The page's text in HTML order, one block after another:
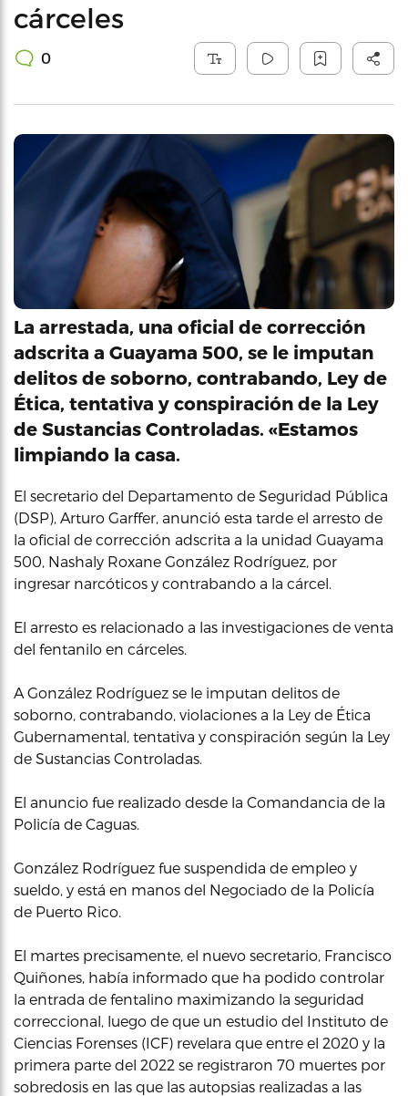
cárceles
0
La arrestada, una oficial de corrección
adscrita a Guayama 500, se le imputan
delitos de soborno, contrabando, Ley de
Ética, tentativa y conspiración de la Ley
de Sustancias Controladas. «Estamos
limpiando la casa.
El secretario del Departamento de Seguridad Pública
(DSP), Arturo Garffer, anunció esta tarde el arresto de
la oficial de corrección adscrita a la unidad Guayama
500, Nashaly Roxane González Rodríguez, por
ingresar narcóticos y contrabando a la cárcel.
El arresto es relacionado a las investigaciones de venta
del fentanilo en cárceles.
A González Rodríguez se le imputan delitos de
soborno, contrabando, violaciones a la Ley de Ética
Gubernamental, tentativa y conspiración según la Ley
de Sustancias Controladas.
El anuncio fue realizado desde la Comandancia de la
Policía de Caguas.
González Rodríguez fue suspendida de empleo y
sueldo, y está en manos del Negociado de la Policía
de Puerto Rico.
El martes precisamente, el nuevo secretario, Francisco
Quiñones, había informado que ha podido controlar
la entrada de fentalino maximizando la seguridad
correccional, luego de que un estudio del Instituto de
Ciencias Forenses (ICF) revelara que entre el 2020 y la
primera parte del 2022 se registraron 70 muertes por
sobredosis en las que las autopsias realizadas a las